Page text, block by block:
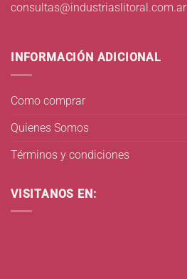
consultas@industriaslitoral.com.ar
INFORMACIÓN ADICIONAL
Como comprar
Quienes Somos
Términos y condiciones
VISITANOS EN: